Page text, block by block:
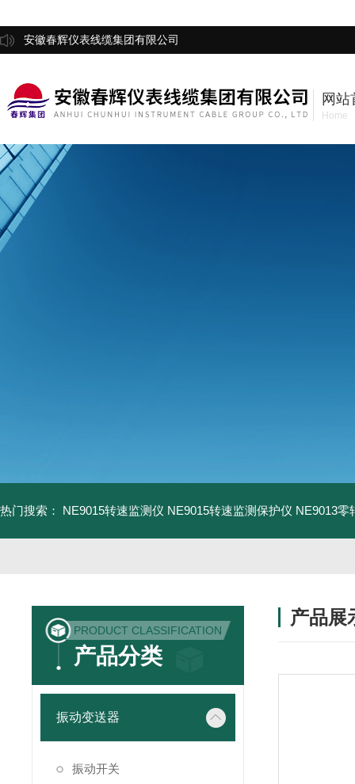
安徽春辉仪表线缆集团有限公司
网站
Home
热门搜索： NE9015转速监测仪 NE9015转速监测保护仪 NE9013零
PRODUCT CLASSIFICATION
产品分类
振动变送器
振动开关
产品展